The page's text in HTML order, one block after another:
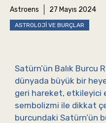
Astroens 27 Mayıs 2024
ASTROLOJI VE BURÇLAR
Satürn’ün Balık
dünyada büyük bir
geri hareket, etkileyici
sembolizmi ile dikkat
burcundaki Satürn’ün